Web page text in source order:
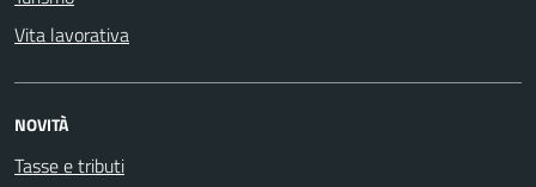
Vita lavorativa
NOVITÀ
Tasse e tributi